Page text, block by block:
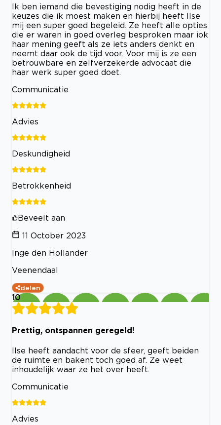
Ik ben iemand die bevestiging nodig heeft in de
keuzes die ik moest maken en hierbij heeft Ilse
mij een super goed begeleid. Ze heeft alle opties
die er waren in goed overleg besproken maar iok
haar mening geeft als ze iets anders denkt en
neemt daar ook de tijd voor. Voor mij is ze een
betrouwbare en zelfverzekerde advocaat die
haar werk super goed doet.
Communicatie
Advies
Deskundigheid
Betrokkenheid
Beveelt aan
11 October 2023
Inge den Hollander
Veenendaal
delen
10
Prettig, ontspannen geregeld!
Ilse heeft aandacht voor de sfeer, geeft beiden
de ruimte en bakent toch goed af. Ze weet
inhoudelijk waar ze het over heeft.
Communicatie
Advies